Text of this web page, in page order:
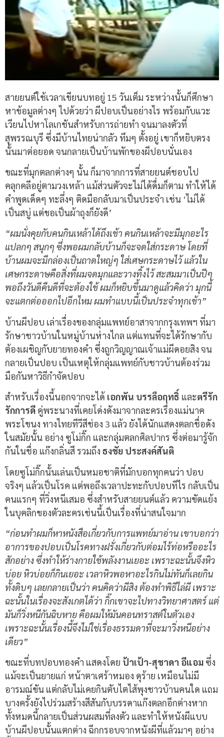
สายยนต์ใช้เวลาเขียนบทอยู่ 15 วันเต็ม ระหว่างนั้นก็ศึกษา
หาข้อมูลต่างๆ ไปด้วยว่า ผีปอบเป็นอย่างไร พร้อมกับแวะ
เวียนไปหาโลเกชันสำหรับการถ่ายทำ จนมาลงตัวที่
สุพรรณบุรี ซึ่งมีบ้านไทยน่ากลัว ทึมๆ ตั้งอยู่ เขาก็หยิบตรง
นั้นมาต่อยอด จนกลายเป็นบ้านพักของผีปอบนั่นเอง
ขณะที่มุกตลกต่างๆ นั้น ก็มาจากการที่สายยนต์ชอบไป
คลุกคลีอยู่ตามวงเหล้า แม้ส่วนตัวจะไม่ได้ดื่มก็ตาม ทำให้ได้
คำพูดเด็ดๆ ทะลึ่งๆ ติดมือกลับมาเป็นประจำ เช่น ‘ไม่ได้
เป็นสบู่ แต่ขอเป็นผ้าถุงก็ยังดี’
“ผมนั่งคุยกับคนกินเหล้าได้ถึงเช้า คนกินเหล้าจะมีมุกอะไร
แปลกๆ สนุกๆ ซึ่งพอผมกลับบ้านก็จะจดใส่กระดาษ โดยที่
บ้านผมจะมีกล่องเป็นถาดใหญ่ๆ ใส่เศษกระดาษไว้ แล้วใน
เศษกระดาษคือสิ่งที่ผมจดมุกและวางทิ้งไว้ สะสมมาเป็นปีๆ
พอถึงวันดีคืนดีที่จะต้องใช้ ผมก็หยิบขึ้นมาดูแล้วคิดว่า มุกนี้
จะแตกต่อออกไปอีกไหม ผมทำแบบนี้เป็นประจำทุกเช้า”
บ้านผีปอบ เล่าเรื่องของกลุ่มแพทย์อาสาจากกรุงเทพฯ ที่มา
รักษาชาวบ้านในหมู่บ้านห่างไกล แต่แทนที่จะได้รักษากับ
ต้องเผชิญกับยายทองคำ ซึ่งถูกวิญญาณเจ้าแม่ผีดอยสิง จน
กลายเป็นปอบ เป็นเหตุให้กลุ่มแพทย์กับชาวบ้านต้องร่วม
มือกันหาวิธีกำจัดปอบ
สำหรับเรื่องนี้นอกจากจะได้ เอกพัน บรรลือฤทธิ์ และตรีรัก
รักการดี คู่พระนางที่เคยโด่งดังมาจากละครเรื่องแม่นาค
พระโขนง ทางไทยทีวีสีช่อง 3 แล้ว ยังได้นักแสดงตลกชื่อดัง
ในสมัยนั้น อย่าง ซูโม่กิ๊ก และกลุ่มตลกศิลปากร ซึ่งต่อมารู้จัก
กันในชื่อ แก๊งกลิ่นสี รวมถึง ธงชัย ประสงค์สันติ
โดยซูโม่กิ๊กนั้นเล่นเป็นหมอชาติที่มักบอกทุกคนว่า ปอบ
จริงๆ แล้วเป็นโรค แต่พอถึงเวลาปะทะกับปอบทีไร กลับเป็น
คนแรกๆ ที่วิ่งหนีเสมอ ซึ่งสำหรับสายยนต์แล้ว ความขัดแย้ง
ในบุคลิกของตัวละครเช่นนี้เป็นเรื่องที่น่าสนใจมาก
“ก่อนทำผมก็หาหนังสือเกี่ยวกับการแพทย์มาอ่าน เขาบอกว่า
อาการของปอบเป็นโรคทางฝรั่งเกี่ยวกับต่อมไร้ท่อหรืออะไร
สักอย่าง ซึ่งทำให้ร่างกายใช้พลังงานเยอะ เพราะฉะนั้นจึงหิว
บ่อย หิวบ่อยก็กินเยอะ เวลาหิวพอหาอะไรกินไม่ทันก็เลยกิน
ทั้งดิบๆ เลยกลายเป็นว่า คนคิดว่าผีสิง ต้องทำพิธีไล่ผี เพราะ
ฉะนั้นในเรื่องจะสังเกตได้ว่า กิ๊กเขาจะไปทางวิทยาศาสตร์ แต่
มันก็วิ่งหนีกันฉิบหาย คือผมให้มันคอนทราสต์ในตัวเอง
เพราะฉะนั้นเรื่องนี้จึงไม่ใช่เรื่องธรรมดาที่จะมาวิ่งหนีอย่าง
เดียว”
ขณะที่บทปอบทองคำ แสดงโดย ป้าเป้า-สุชาดา อีแอม ซึ่ง
แม้จะเป็นยายแก่ หน้าตาเศร้าหมอง ดุร้าย เหมือนไม่มี
อารมณ์ขัน แต่กลับไม่เคยกินตับไตไส้พุงชาวบ้านคนใด แถม
บางครั้งยังไปร่วมสร้างสีสันกับบรรดาแก๊งตลกอีกต่างหาก
ทั้งหมดนี้กลายเป็นส่วนผสมที่ลงตัว และทำให้หนังผีแบบ
บ้านผีปอบนั้นแตกต่าง ฉีกกรอบจากหนังผีที่แล้วมาๆ อย่าง